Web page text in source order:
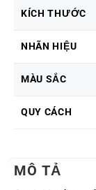
KÍCH THƯỚC
NHÃN HIỆU
MÀU SẮC
QUY CÁCH
MÔ TẢ